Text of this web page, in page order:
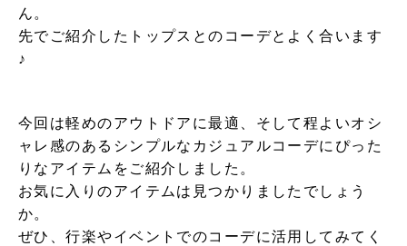
ん。
先でご紹介したトップスとのコーデとよく合います
♪
今回は軽めのアウトドアに最適、そして程よいオシ
ャレ感のあるシンプルなカジュアルコーデにぴった
りなアイテムをご紹介しました。
お気に入りのアイテムは見つかりましたでしょう
か。
ぜひ、行楽やイベントでのコーデに活用してみてく